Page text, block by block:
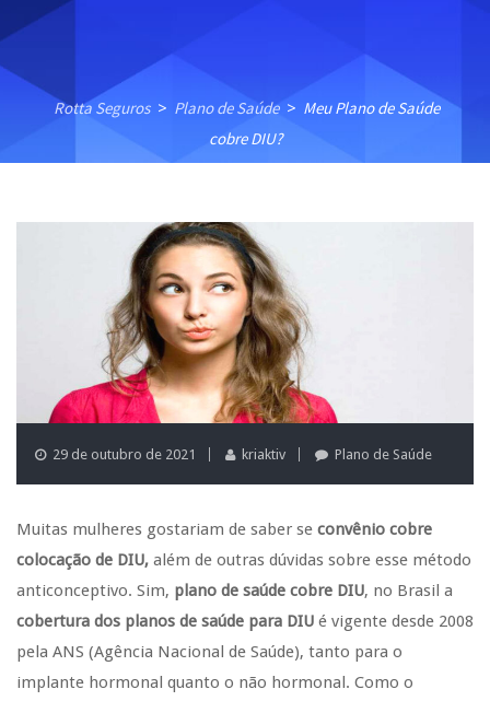
Rotta Seguros > Plano de Saúde > Meu Plano de Saúde
cobre DIU?
29 de outubro de 2021 kriaktiv Plano de Saúde
Muitas mulheres gostariam de saber se convênio cobre
colocação de DIU, além de outras dúvidas sobre esse método
anticonceptivo. Sim, plano de saúde cobre DIU, no Brasil a
cobertura dos planos de saúde para DIU é vigente desde 2008
pela ANS (Agência Nacional de Saúde), tanto para o
implante hormonal quanto o não hormonal. Como o